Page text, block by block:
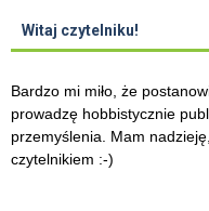
Witaj czytelniku!
Bardzo mi miło, że
prowadzę hobbistycznie
przemyślenia. Mam
czytelnikiem :-)